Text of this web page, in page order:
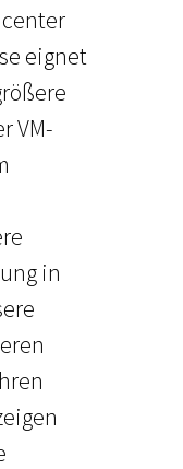
eignet
VM-
in